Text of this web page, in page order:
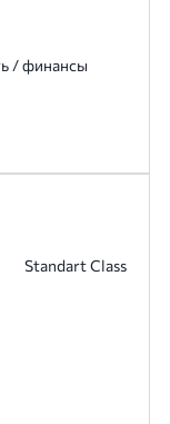
/ финансы
Standart Class